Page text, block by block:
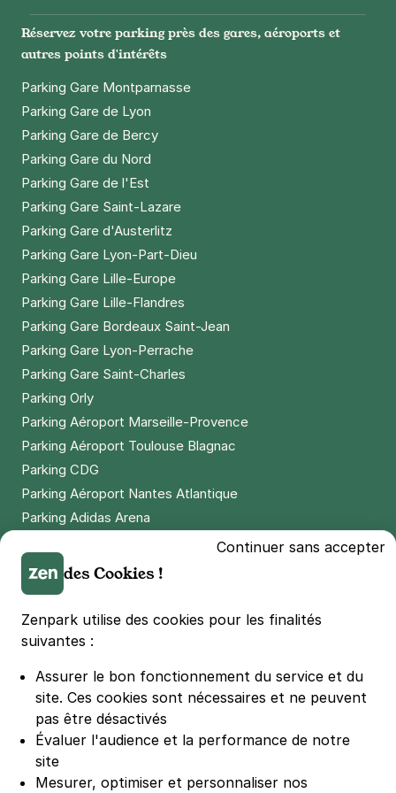
+ Abonnements disponibles
Issy-les-Moulineaux - Île Saint-
Germain - Passerelle de l'Europe
37 rue du Passeur de Boulogne
2,50 €
+ Abonnements disponibles
Boulogne - Point du Jour - Dôme
7 rue Molière
92100Boulogne-Billancourt
3 €/heure,30 €/jour,90 €/semaine(tarifs dégressifs)
Réserver
+ Abonnements disponibles
Issy-les-Moulineaux - Issy Val de
Seine - Jacques-Henri Lartigue
4,3(135 avis)
+ Abonnements disponibles
Réservez votre parking près des gares, aéroports et
autres points d'intérêts
Parking Gare Montparnasse
Parking Gare de Lyon
Parking Gare de Bercy
Parking Gare du Nord
Parking Gare de l'Est
Parking Gare Saint-Lazare
Parking Gare d'Austerlitz
Parking Gare Lyon-Part-Dieu
Parking Gare Lille-Europe
Parking Gare Lille-Flandres
Parking Gare Bordeaux Saint-Jean
Parking Gare Lyon-Perrache
Parking Gare Saint-Charles
Parking Orly
Parking Aéroport Marseille-Provence
Parking Aéroport Toulouse Blagnac
Parking CDG
Parking Aéroport Nantes Atlantique
Parking Adidas Arena
Parking LDLC Arena
Parking Stade Pierre Mauroy
Parking Groupama Stadium
Parking Vélodrome
Parking Bercy
Parking La Défense Arena
Parking Les 4 temps
Parking Nation
Parking Porte de Versailles
Continuer sans accepter
des Cookies !
Zenpark utilise des cookies pour les finalités
suivantes :
Assurer le bon fonctionnement du service et du
site. Ces cookies sont nécessaires et ne peuvent
pas être désactivés
Évaluer l'audience et la performance de notre
site
Mesurer, optimiser et personnaliser nos